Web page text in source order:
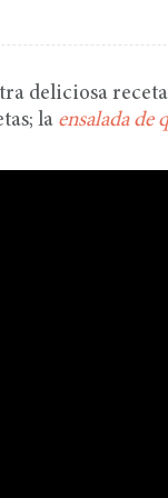
deliciosa
la ensalada de